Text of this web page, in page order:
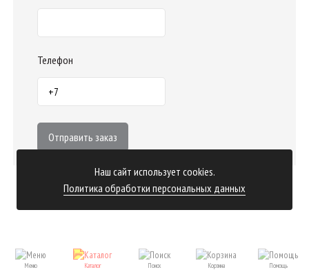
Телефон
Отправить заказ
Меню Каталог Поиск Корзина Помощь
Наш сайт использует cookies.
Политика обработки персональных данных